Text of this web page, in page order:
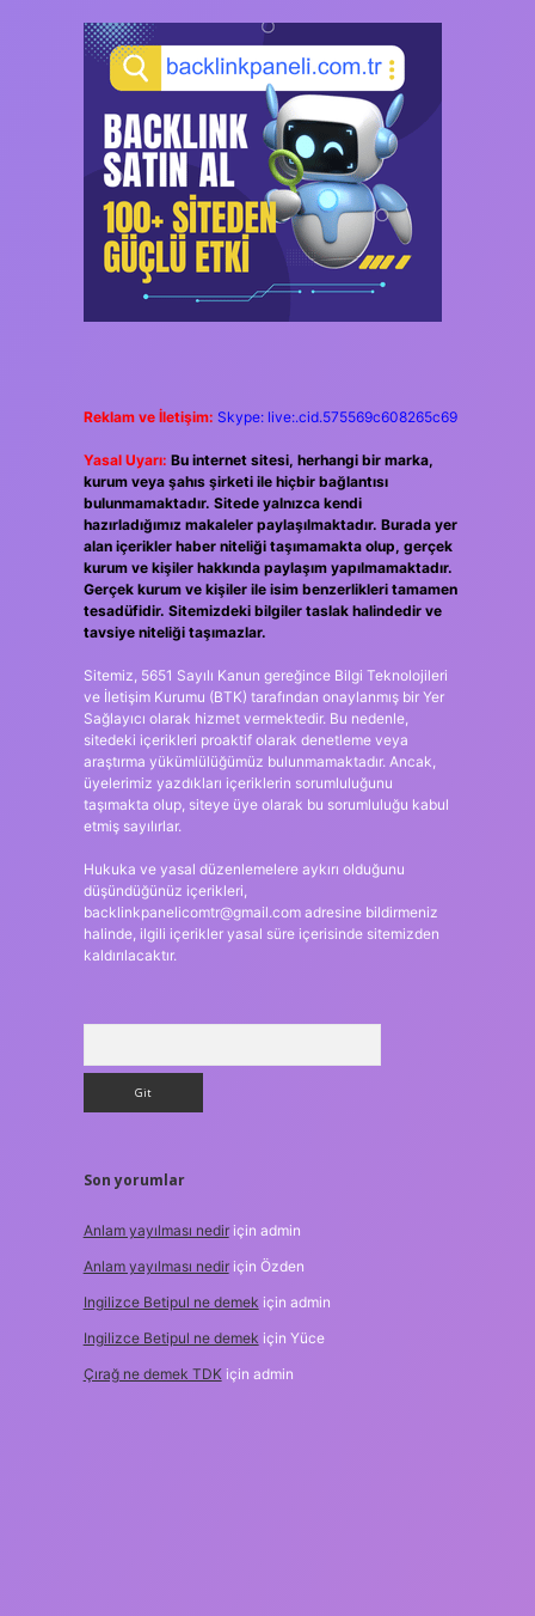
Reklam ve İletişim: Skype: live:.cid.575569c608265c69
Yasal Uyarı: Bu internet sitesi, herhangi bir marka,
kurum veya şahıs şirketi ile hiçbir bağlantısı
bulunmamaktadır. Sitede yalnızca kendi
hazırladığımız makaleler paylaşılmaktadır. Burada yer
alan içerikler haber niteliği taşımamakta olup, gerçek
kurum ve kişiler hakkında paylaşım yapılmamaktadır.
Gerçek kurum ve kişiler ile isim benzerlikleri tamamen
tesadüfidir. Sitemizdeki bilgiler taslak halindedir ve
tavsiye niteliği taşımazlar.
Sitemiz, 5651 Sayılı Kanun gereğince Bilgi Teknolojileri
ve İletişim Kurumu (BTK) tarafından onaylanmış bir Yer
Sağlayıcı olarak hizmet vermektedir. Bu nedenle,
sitedeki içerikleri proaktif olarak denetleme veya
araştırma yükümlülüğümüz bulunmamaktadır. Ancak,
üyelerimiz yazdıkları içeriklerin sorumluluğunu
taşımakta olup, siteye üye olarak bu sorumluluğu kabul
etmiş sayılırlar.
Hukuka ve yasal düzenlemelere aykırı olduğunu
düşündüğünüz içerikleri,
backlinkpanelicomtr@gmail.comadresine bildirmeniz
halinde, ilgili içerikler yasal süre içerisinde sitemizden
kaldırılacaktır.
Son yorumlar
Anlam yayılması nediriçin admin
Anlam yayılması nediriçin Özden
Ingilizce Betipul ne demek için admin
Ingilizce Betipul ne demek için Yüce
Çırağ ne demek TDKiçin admin